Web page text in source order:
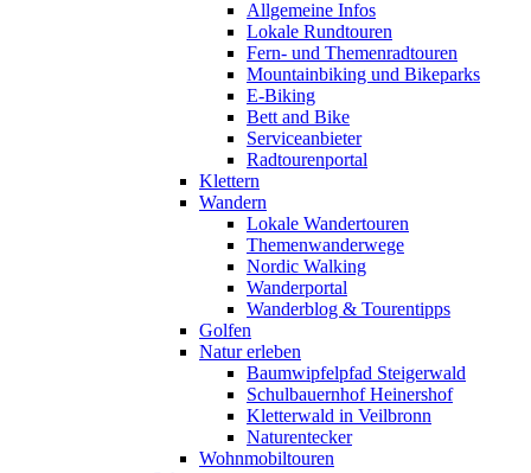
Allgemeine Infos
Lokale Rundtouren
Fern- und Themenradtouren
Mountainbiking und Bikeparks
E-Biking
Bett and Bike
Serviceanbieter
Radtourenportal
Klettern
Wandern
Lokale Wandertouren
Themenwanderwege
Nordic Walking
Wanderportal
Wanderblog & Tourentipps
Golfen
Natur erleben
Baumwipfelpfad Steigerwald
Schulbauernhof Heinershof
Kletterwald in Veilbronn
Naturentecker
Wohnmobiltouren